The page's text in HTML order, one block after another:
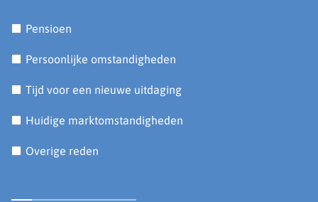
Pensioen
Persoonlijke omstandigheden
Tijd voor een nieuwe uitdaging
Huidige marktomstandigheden
Overige reden